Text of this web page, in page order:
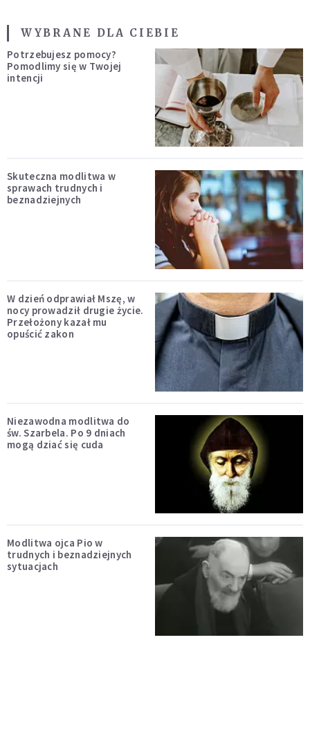
WYBRANE DLA CIEBIE
Potrzebujesz pomocy?
Pomodlimy się w Twojej
intencji
Skuteczna modlitwa w
sprawach trudnych i
beznadziejnych
W dzień odprawiał Mszę, w
nocy prowadził drugie życie.
Przełożony kazał mu
opuścić zakon
Niezawodna modlitwa do
św. Szarbela. Po 9 dniach
mogą dziać się cuda
Modlitwa ojca Pio w
trudnych i beznadziejnych
sytuacjach